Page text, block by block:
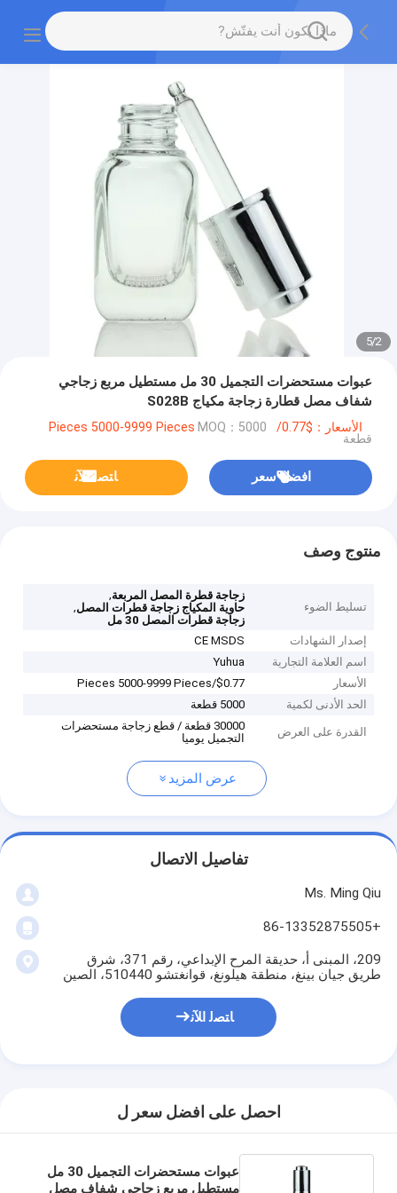
2
/
5
عبوات مستحضرات التجميل 30 مل مستطيل مربع زجاجي
شفاف مصل قطارة زجاجة مكياج S028B
الأسعار：$0.77/Pieces 5000-9999 Pieces MOQ：5000
قطعة
افضل سعر ﺎﺘﺼﻟ ﺍﻶﻧ
منتوج وصف
تسليط الضوء
زجاجة قطرة المصل المربعة,
حاوية المكياج زجاجة قطرات المصل,
زجاجة قطرات المصل 30 مل
إصدار الشهادات
CE MSDS
اسم العلامة التجارية
Yuhua
الأسعار
$0.77/Pieces 5000-9999 Pieces
الحد الأدنى لكمية
5000 قطعة
القدرة على العرض
30000 قطعة / قطع زجاجة مستحضرات
التجميل يوميا
عرض المزيد
تفاصيل الاتصال
Ms. Ming Qiu
+86-13352875505
209، المبنى أ، حديقة المرح الإبداعي، رقم 371، شرق
طريق جيان بينغ، منطقة هيلونغ، قوانغتشو 510440، الصين
ﺎﺘﺼﻟ ﺍﻶﻧ
احصل على افضل سعر ل
عبوات مستحضرات التجميل 30 مل
مستطيل مربع زجاجي شفاف مصل